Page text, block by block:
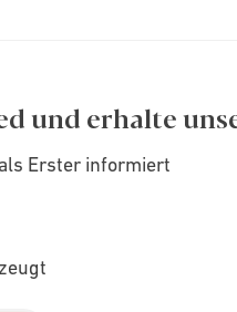
und erhalte
Erster informiert